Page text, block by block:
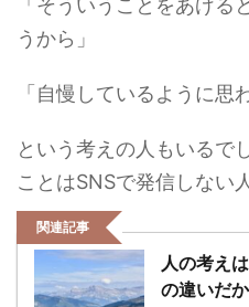
「そういうことをあげる
うから」
「自慢しているように思
という考えの人もいるで
ことはSNSで発信しない
関連記事
人の考え
の違いだ